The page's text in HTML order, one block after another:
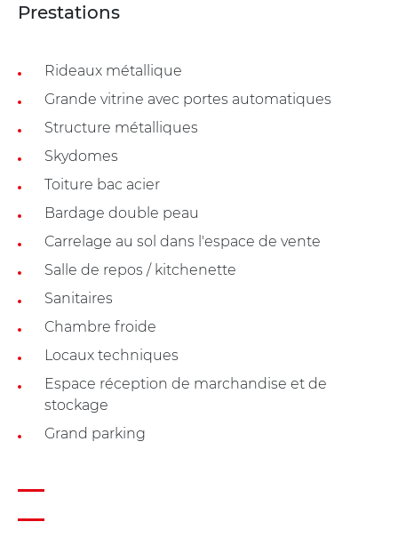
Prestations
Rideaux métallique
Grande vitrine avec portes automatiques
Structure métalliques
Skydomes
Toiture bac acier
Bardage double peau
Carrelage au sol dans l'espace de vente
Salle de repos / kitchenette
Sanitaires
Chambre froide
Locaux techniques
Espace réception de marchandise et de
stockage
Grand parking